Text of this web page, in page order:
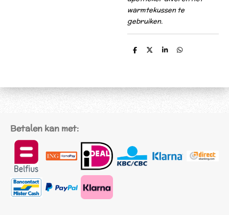
warmtekussen te
gebruiken.
D
D
S
D
Betalen kan met: